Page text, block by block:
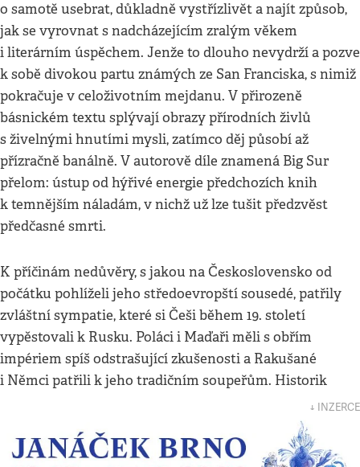
o samotě usebrat, důkladně vystřízlivět a najít způsob,
jak se vyrovnat s nadcházejícím zralým věkem
i literárním úspěchem. Jenže to dlouho nevydrží a pozve
k sobě divokou partu známých ze San Franciska, s nimiž
pokračuje v celoživotním mejdanu. V přirozeně
básnickém textu splývají obrazy přírodních živlů
s živelnými hnutími mysli, zatímco děj působí až
přízračně banálně. V autorově díle znamená Big Sur
přelom: ústup od hýřivé energie předchozích knih
k temnějším náladám, v nichž už lze tušit předzvěst
předčasné smrti.
K příčinám nedůvěry, s jakou na Československo od
počátku pohlíželi jeho středoevropští sousedé, patřily
zvláštní sympatie, které si Češi během 19. století
vypěstovali k Rusku. Poláci i Maďaři měli s obřím
impériem spíš odstrašující zkušenosti a Rakušané
i Němci patřili k jeho tradičním soupeřům. Historik
↓ INZERCE